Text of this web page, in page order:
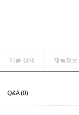
제품 상세 제품정보
Q&A (0)